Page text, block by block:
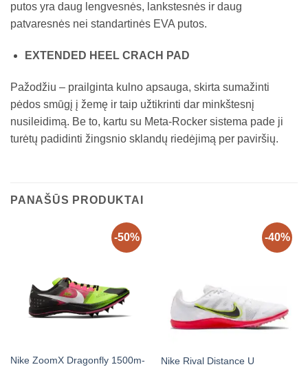
putos yra daug lengvesnės, lankstesnės ir daug
patvaresnės nei standartinės EVA putos.
EXTENDED HEEL CRACH PAD
Pažodžiu – prailginta kulno apsauga, skirta sumažinti
pėdos smūgį į žemę ir taip užtikrinti dar minkštesnį
nusileidimą. Be to, kartu su Meta-Rocker sistema pade ji
turėtų padidinti žingsnio sklandų riedėjimą per paviršių.
PANAŠŪS PRODUKTAI
-50%
Nike ZoomX Dragonfly 1500m-
-40%
Nike Rival Distance U